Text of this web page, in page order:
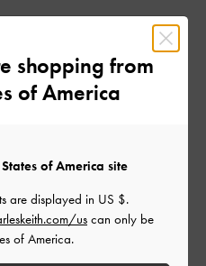
は役に立ちましたか？
2024-03-20
shopping from
of America
of America site
are displayed in US $.
uscan only be
of America.